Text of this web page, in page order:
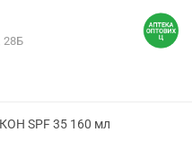
28Б
SPF 35 160 мл